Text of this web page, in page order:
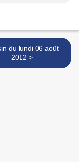
du lundi 06 août
2012 >